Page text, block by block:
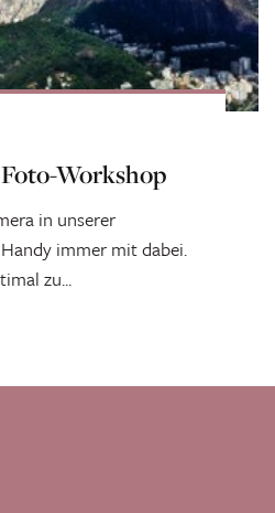
Workshop
in unserer
immer mit dabei.
zu...